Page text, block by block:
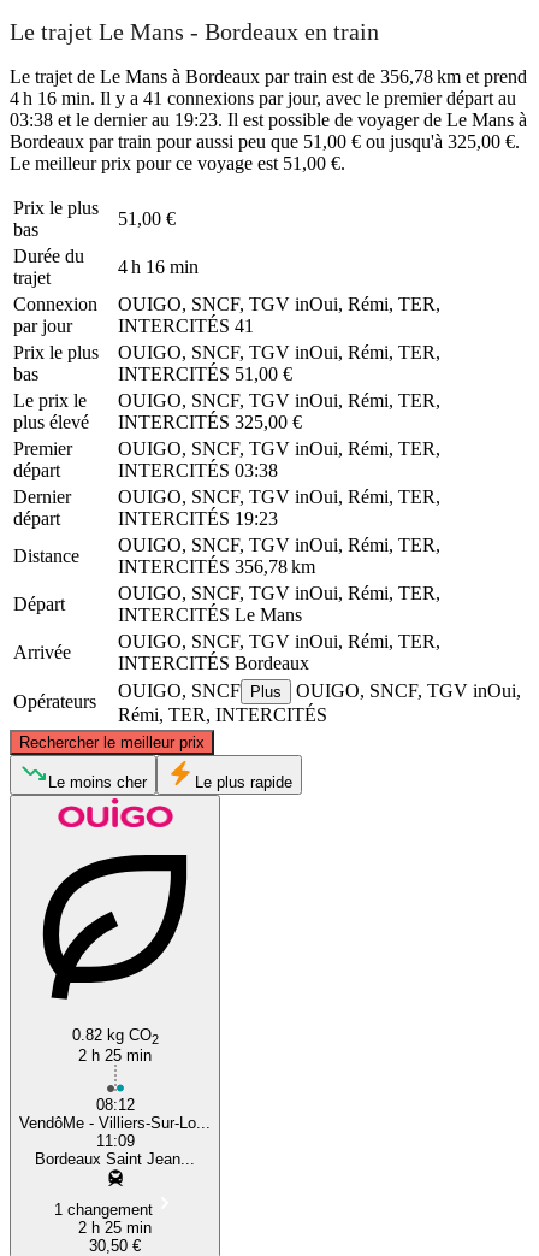
Le trajet Le Mans - Bordeaux en train
Le trajet de Le Mans à Bordeaux par train est de 356,78 km et prend
4 h 16 min. Il y a 41 connexions par jour, avec le premier départ au
03:38 et le dernier au 19:23. Il est possible de voyager de Le Mans à
Bordeaux par train pour aussi peu que 51,00 € ou jusqu'à 325,00 €.
Le meilleur prix pour ce voyage est 51,00 €.
Prix ​​le plus
bas
51,00 €
Durée du
trajet
4 h 16 min
Connexion
par jour
OUIGO, SNCF, TGV inOui, Rémi, TER,
INTERCITÉS 41
Prix ​​le plus
bas
OUIGO, SNCF, TGV inOui, Rémi, TER,
INTERCITÉS 51,00 €
Le prix le
plus élevé
OUIGO, SNCF, TGV inOui, Rémi, TER,
INTERCITÉS 325,00 €
Premier
départ
OUIGO, SNCF, TGV inOui, Rémi, TER,
INTERCITÉS 03:38
Dernier
départ
OUIGO, SNCF, TGV inOui, Rémi, TER,
INTERCITÉS 19:23
Distance
OUIGO, SNCF, TGV inOui, Rémi, TER,
INTERCITÉS 356,78 km
Départ
OUIGO, SNCF, TGV inOui, Rémi, TER,
INTERCITÉS Le Mans
Arrivée
OUIGO, SNCF, TGV inOui, Rémi, TER,
INTERCITÉS Bordeaux
Opérateurs
OUIGO, SNCF Plus
OUIGO, SNCF, TGV inOui,
Rémi, TER, INTERCITÉS
Rechercher le meilleur prix
Le Mans
©CARTO
Le moins cher Le plus rapide
0.82 kg CO2
2 h 25 min
08:12
VendôMe - Villiers-Sur-Lo...
11:09
Bordeaux Saint Jean...
1 changement
2 h 25 min
30,50 €